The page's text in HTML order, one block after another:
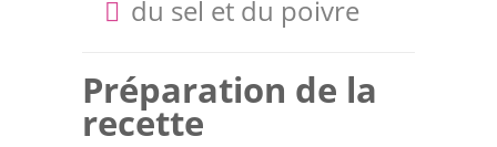
du sel et du poivre
Préparation de la
recette